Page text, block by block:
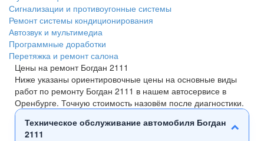
Сигнализации и противоугонные системы
Ремонт системы кондиционирования
Автозвук и мультимедиа
Программные доработки
Перетяжка и ремонт салона
Цены на ремонт Богдан 2111
Ниже указаны ориентировочные цены на основные виды
работ по ремонту Богдан 2111 в нашем автосервисе в
Оренбурге. Точную стоимость назовём после диагностики.
Техническое обслуживание автомобиля Богдан
2111